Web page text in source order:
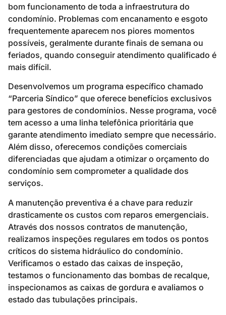
bom funcionamento de toda a infraestrutura do
condomínio. Problemas com encanamento e esgoto
frequentemente aparecem nos piores momentos
possíveis, geralmente durante finais de semana ou
feriados, quando conseguir atendimento qualificado é
mais difícil.
Desenvolvemos um programa específico chamado
“Parceria Síndico” que oferece benefícios exclusivos
para gestores de condomínios. Nesse programa, você
tem acesso a uma linha telefônica prioritária que
garante atendimento imediato sempre que necessário.
Além disso, oferecemos condições comerciais
diferenciadas que ajudam a otimizar o orçamento do
condomínio sem comprometer a qualidade dos
serviços.
A manutenção preventiva é a chave para reduzir
drasticamente os custos com reparos emergenciais.
Através dos nossos contratos de manutenção,
realizamos inspeções regulares em todos os pontos
críticos do sistema hidráulico do condomínio.
Verificamos o estado das caixas de inspeção,
testamos o funcionamento das bombas de recalque,
inspecionamos as caixas de gordura e avaliamos o
estado das tubulações principais.